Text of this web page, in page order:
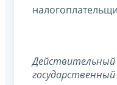
Действительный
государственный